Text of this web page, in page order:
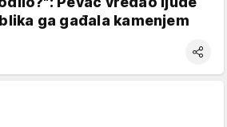
ga gađala kamenjem